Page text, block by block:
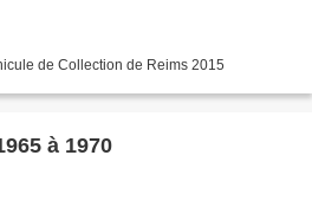
de Collection de Reims 2015
à 1970